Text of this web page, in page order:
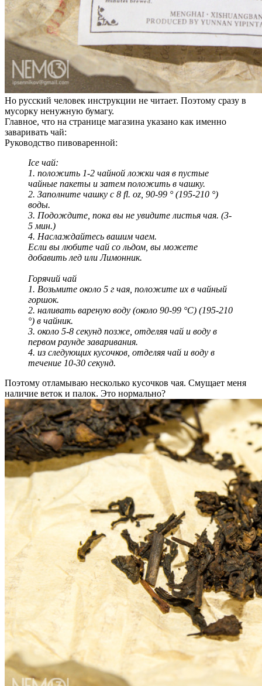
Но русский человек инструкции не читает. Поэтому сразу в
мусорку ненужную бумагу.
Главное, что на странице магазина указано как именно
заваривать чай:
Руководство пивоваренной:
Ice чай:
1. положить 1-2 чайной ложки чая в пустые
чайные пакеты и затем положить в чашку.
2. Заполните чашку с 8 fl. oz, 90-99 ° (195-210 °)
воды.
3. Подождите, пока вы не увидите листья чая. (3-
5 мин.)
4. Наслаждайтесь вашим чаем.
Если вы любите чай со льдом, вы можете
добавить лед или Лимонник.
Горячий чай
1. Возьмите около 5 г чая, положите их в чайный
горшок.
2. наливать вареную воду (около 90-99 °C) (195-210
°) в чайник.
3. около 5-8 секунд позже, отделяя чай и воду в
первом раунде заваривания.
4. из следующих кусочков, отделяя чай и воду в
течение 10-30 секунд.
Поэтому отламываю несколько кусочков чая. Смущает меня
наличие веток и палок. Это нормально?